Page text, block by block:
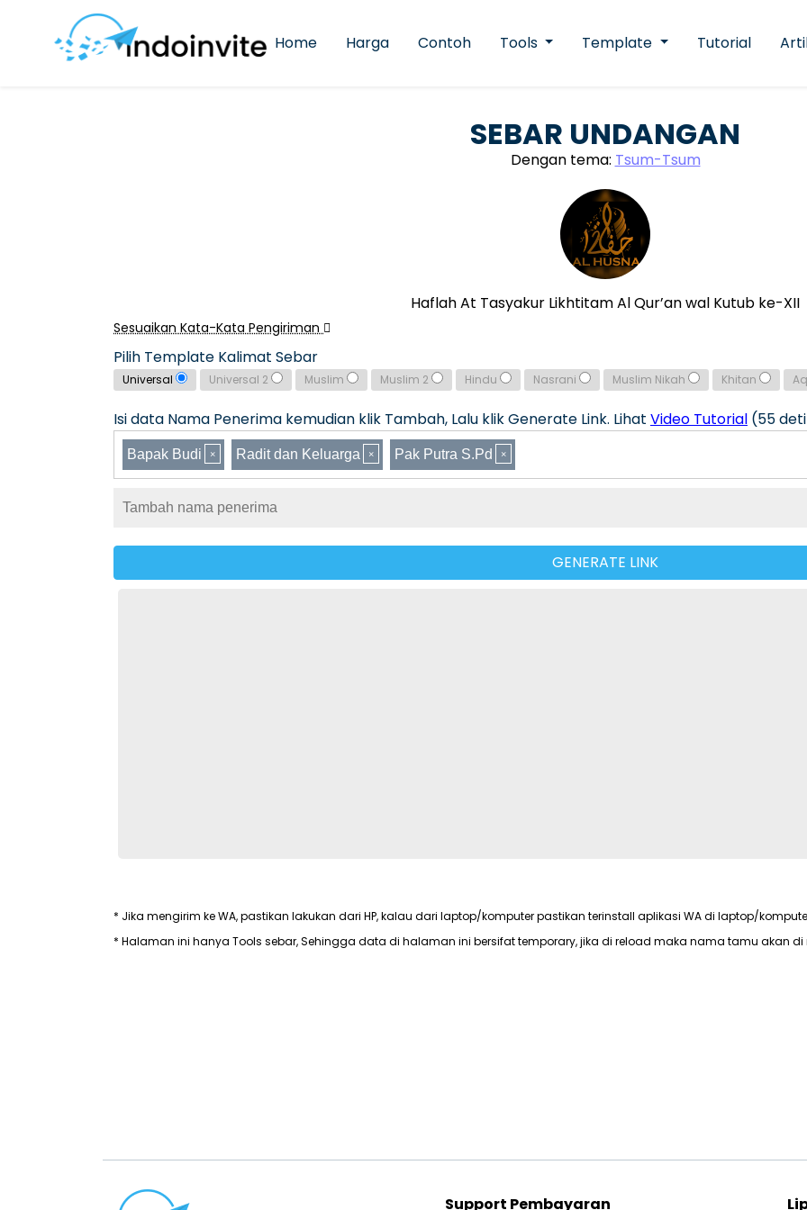
Home Harga Contoh Tools Template Tutorial
SEBAR UNDANGAN
Dengan tema: Tsum-Tsum
Haflah At Tasyakur Likhtitam Al Qur’an wal Kutub ke-XII
Sesuaikan Kata-Kata Pengiriman
Pilih Template Kalimat Sebar
Universal Universal 2 Muslim Muslim 2 Hindu Nasrani Muslim Nikah Khitan
Isi data Nama Penerima kemudian klik Tambah, Lalu klik Generate Link. Lihat Video Tutorial (55
Bapak Budi Radit dan Keluarga Pak Putra S.Pd
GENERATE LINK
* Jika mengirim ke WA, pastikan lakukan dari HP, kalau dari laptop/komputer pastikan terinstall aplikasi WA di laptop/
* Halaman ini hanya Tools sebar, Sehingga data di halaman ini bersifat temporary, jika di reload maka nama tamu akan di
Support Pembayaran